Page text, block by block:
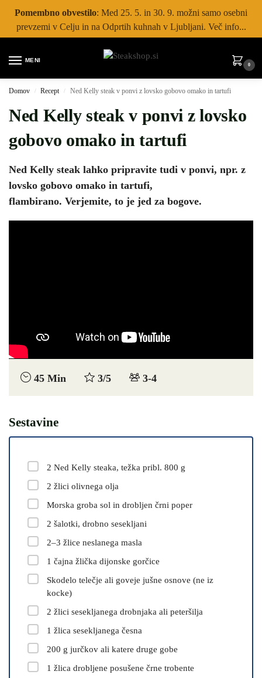
Pomembno obvestilo: Med 25. 5. in 30. 9. možni samo osebni
prevzemi v Celju in na Odprtih kuhnah v Ljubljani. Več info...
MENI
0
Domov / Recept / Ned Kelly steak v ponvi z lovsko gobovo omako in tartufi
Ned Kelly steak v ponvi z lovsko
gobovo omako in tartufi
Ned Kelly steak lahko pripravite tudi v ponvi, npr. z
lovsko gobovo omako in tartufi,
flambirano. Verjemite, to je jed za bogove.
45 Min 3/5 3-4
Sestavine
2 Ned Kelly steaka, težka pribl. 800 g
2 žlici olivnega olja
Morska groba sol in drobljen črni poper
2 šalotki, drobno sesekljani
2–3 žlice neslanega masla
1 čajna žlička dijonske gorčice
Skodelo telečje ali goveje jušne osnove (ne iz
kocke)
2 žlici sesekljanega drobnjaka ali peteršilja
1 žlica sesekljanega česna
200 g jurčkov ali katere druge gobe
1 žlica drobljene posušene črne trobente